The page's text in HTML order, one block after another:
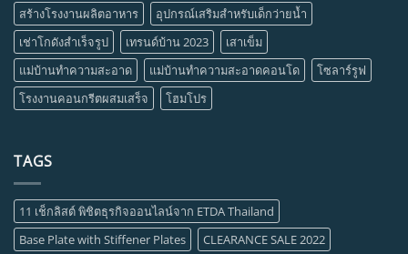
สร้างโรงงานผลิตอาหาร
อุปกรณ์เสริมสำหรับเด็กว่ายน้ำ
เช่าโกดังสำเร็จรูป
เทรนด์บ้าน 2023
เสาเข็ม
แม่บ้านทำความสะอาด
แม่บ้านทำความสะอาดคอนโด
โซลาร์รูฟ
โรงงานคอนกรีตผสมเสร็จ
โฮมโปร
TAGS
11 เช็กลิสต์ พิชิตธุรกิจออนไลน์จาก ETDA Thailand
Base Plate with Stiffener Plates
CLEARANCE SALE 2022